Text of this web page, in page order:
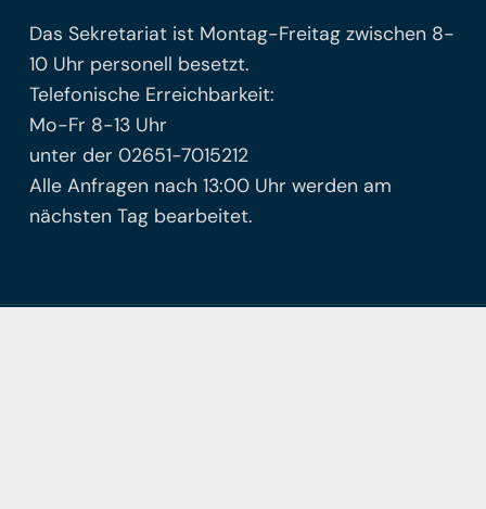
Das Sekretariat ist Montag-Freitag zwischen 8-
10 Uhr personell besetzt.
Telefonische Erreichbarkeit:
Mo-Fr 8-13 Uhr
unter der 02651-7015212
Alle Anfragen nach 13:00 Uhr werden am
nächsten Tag bearbeitet.